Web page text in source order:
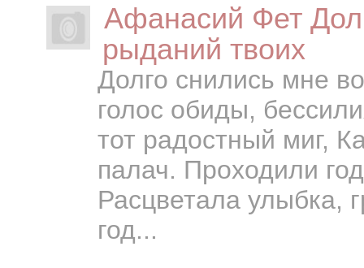
Афанасий Фет
рыданий твоих
Долго снились мне
голос обиды,
тот радостный миг,
палач. Проходили
Расцветала улыбка,
год...